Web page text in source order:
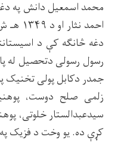
رسول رسولی دتحصیل له
جمدر دکابل پولی تخنیک
زلمی صلح دوست،
سیدعبدالستار خلوتی،
کړې ده. یو وخت د فزیک